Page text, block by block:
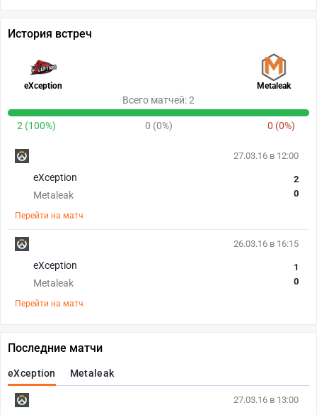
История встреч
eXception Metaleak
Всего матчей: 2
2 (100%) 0 (0%) 0 (0%)
27.03.16 в 12:00
eXception
Metaleak
2
0
Перейти на матч
26.03.16 в 16:15
eXception
Metaleak
1
0
Перейти на матч
Последние матчи
eXception Metaleak
27.03.16 в 13:00